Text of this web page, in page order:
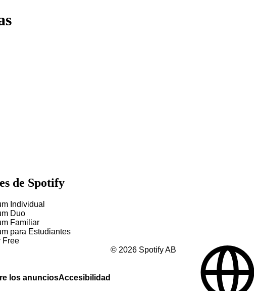
de Spotify
Individual
Duo
Familiar
para Estudiantes
Free
los anunciosAccesibilidad
© 2026 Spotify AB